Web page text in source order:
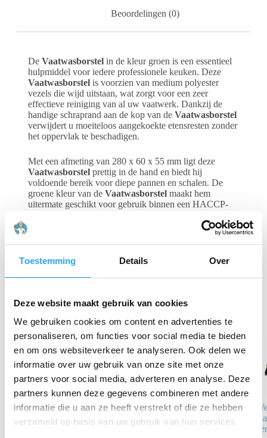
Toestemming Details Over
Deze website maakt gebruik van cookies
We gebruiken cookies om content en advertenties te
personaliseren, om functies voor social media te bieden
en om ons websiteverkeer te analyseren. Ook delen we
informatie over uw gebruik van onze site met onze
partners voor social media, adverteren en analyse. Deze
partners kunnen deze gegevens combineren met andere
informatie die u aan ze heeft verstrekt of die ze hebben
verzameld op basis van uw gebruik van hun services.
Beoordelingen (0)
De Vaatwasborstelin de kleur groen is een essentieel
hulpmiddel voor iedere professionele keuken. Deze
Vaatwasborstelis voorzien van medium polyester
vezels die wijd uitstaan, wat zorgt voor een zeer
effectieve reiniging van al uw vaatwerk. Dankzij de
handige schraprand aan de kop van de Vaatwasborstel
verwijdert u moeiteloos aangekoekte etensresten zonder
het oppervlak te beschadigen.
Met een afmeting van 280 x 60 x 55 mm ligt deze
Vaatwasborstelprettig in de hand en biedt hij
voldoende bereik voor diepe pannen en schalen. De
groene kleur van de Vaatwasborstelmaakt hem
uitermate geschikt voor gebruik binnen een HACCP-
fruitverwerking. De borstel is hittebestendig tot 121°C
Koala, Zwart
Kunststof
Vloerwisser